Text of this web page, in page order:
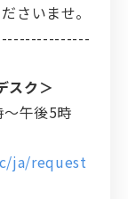
さいませ。
スク＞
午後5時
ja/request